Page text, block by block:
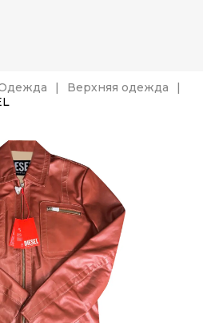
Верхняя одежда